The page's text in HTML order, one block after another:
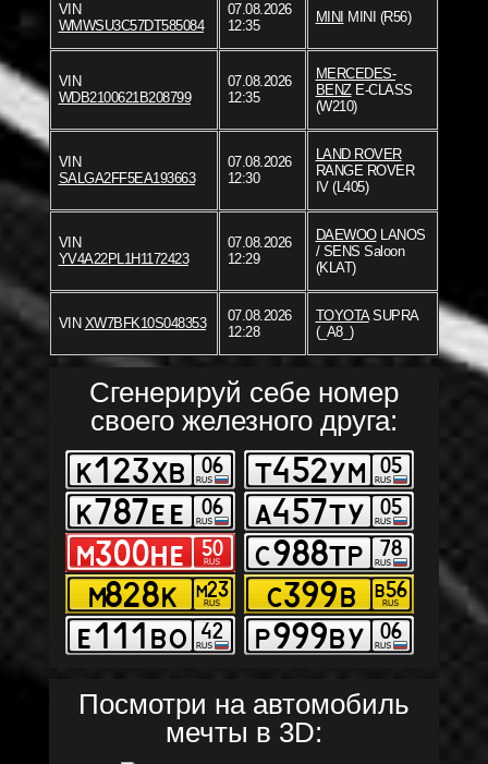
VIN
WMWSU3C57DT585084
07.08.2026
12:35
MINI MINI (R56)
VIN
WDB2100621B208799
07.08.2026
12:35
MERCEDES-
BENZE-CLASS
(W210)
VIN
SALGA2FF5EA193663
07.08.2026
12:30
LAND ROVER
RANGE ROVER
IV (L405)
VIN
YV4A22PL1H1172423
07.08.2026
12:29
DAEWOOLANOS
/ SENS Saloon
(KLAT)
VIN XW7BFK10S048353
07.08.2026
12:28
TOYOTASUPRA
(_A8_)
Сгенерируй себе номер
своего железного друга:
Посмотри на автомобиль
мечты в 3D: